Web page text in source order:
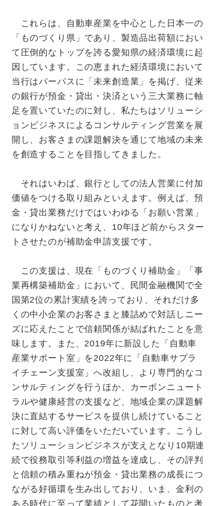
これらは、自動車産業を中心とした日本一の
「ものづくり県」であり、製造品出荷額におい
て圧倒的なトップを誇る愛知県の経済環境に起
因しています。この恵まれた経済環境において
当行はパーパスに「未来創造業」を掲げ、従来
の銀行が預金・貸出・決済という三大業務に軸
足を置いていたのに対し、私たちはソリューシ
ョンビジネスによるコンサルティング営業を展
開し、お客さまの課題解決を通じて地域の未来
を創造することを目指してきました。
それはいわば、銀行としての法人営業に付加
価値をつける取り組みといえます。例えば、預
金・貸出業務だけではいわゆる「お願い営業」
になりかねないと考え、10年ほど前からスター
トさせたのが補助金申請支援です。
この支援は、現在「ものづくり補助金」「事
業再構築補助金」において、民間金融機関で全
国第2位の累計実績を誇っており、それだけ多
くの中小企業のお客さまと膝詰めで対話しニー
ズに応えたことで信頼関係が結ばれたことを意
味します。また、2019年に新設した「自動車
産業サポート室」を2022年に「自動車サプラ
イチェーン支援室」へ改組し、より専門的なコ
ンサルティングを行うほか、カーボンニュート
ラルや健康経営の支援など、地域企業の課題解
決に直結するサービスを提供し続けていること
に対して高い評価をいただいています。こうし
たソリューションビジネスが支えとなり10期連
続で役務取引等利益の増益を達成し、その評判
と信頼の積み重ねが預金・貸出業務の成長につ
ながる好循環を生み出しており、いま、金利の
ある時代に至って業績として花開いたものと考